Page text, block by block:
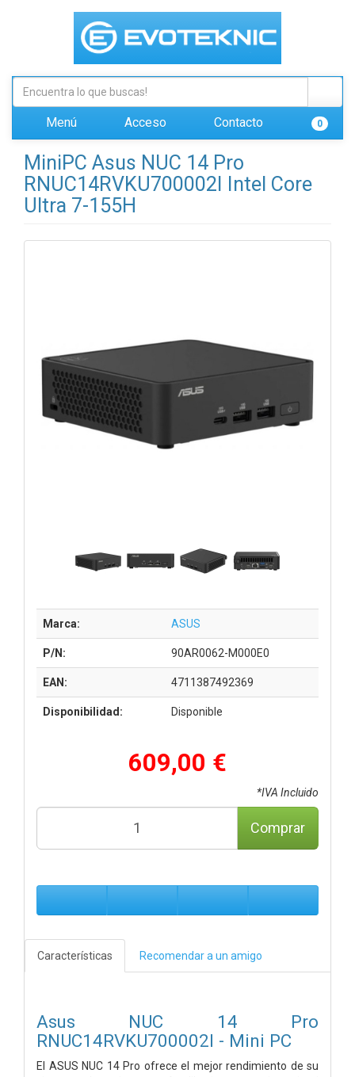
Menú Acceso Contacto 0
MiniPC Asus NUC 14 Pro
RNUC14RVKU700002I Intel Core
Ultra 7-155H
Marca: ASUS
P/N: 90AR0062-M000E0
EAN: 4711387492369
Disponibilidad: Disponible
609,00 €
*IVA Incluido
Comprar
Características Recomendar a un amigo
Asus NUC 14 Pro
RNUC14RVKU700002I - Mini PC
El ASUS NUC 14 Pro ofrece el mejor rendimiento de su